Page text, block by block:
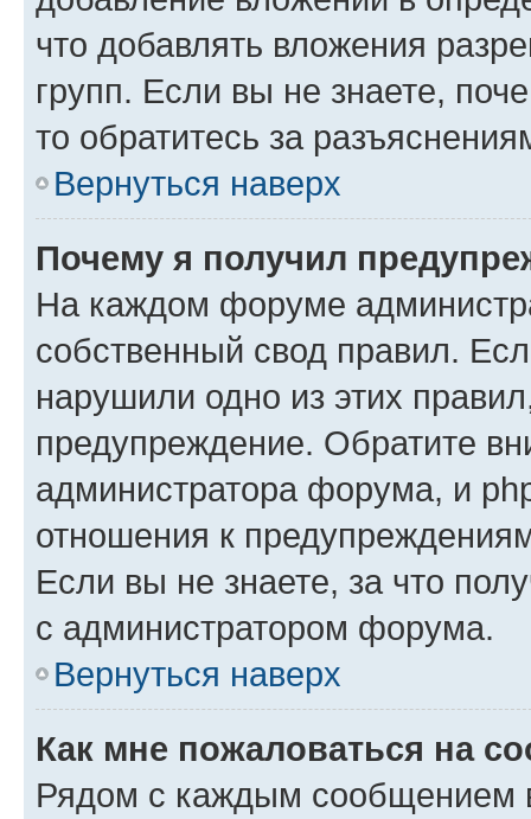
что добавлять вложения
групп. Если вы не знаете,
то обратитесь за
Вернуться наверх
Почему я получил
На каждом форуме
собственный свод правил.
нарушили одно из этих
предупреждение. Обратите
администратора форума, и
отношения к
Если вы не знаете, за что
с администратором форума.
Вернуться наверх
Как мне пожаловаться на
Рядом с каждым сообщением